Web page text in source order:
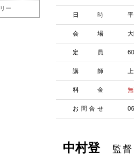
ー
日 時
会 場
定 員
講 師
料 金
お問合せ
中村登 監